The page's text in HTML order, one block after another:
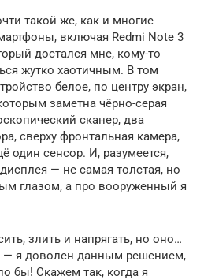
такой же, как и многие
включая Redmi Note 3
достался мне, кому-то
жутко хаотичным. В том
белое, по центру экран,
заметна чёрно-серая
сканер, два
сверху фронтальная камера,
один сенсор. И, разумеется,
— не самая толстая, но
глазом, а про вооруженный я
злить и напрягать, но оно…
— я доволен данным решением,
бы! Скажем так, когда я